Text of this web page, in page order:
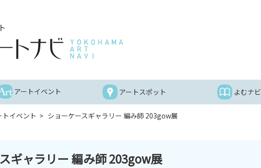
アートイベント アートスポット よむナビ
イベント ショーケースギャラリー 編み師 203gow展
ギャラリー 編み師 203gow展